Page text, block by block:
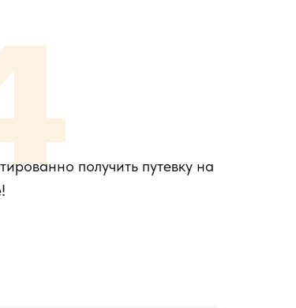
получить путевку на